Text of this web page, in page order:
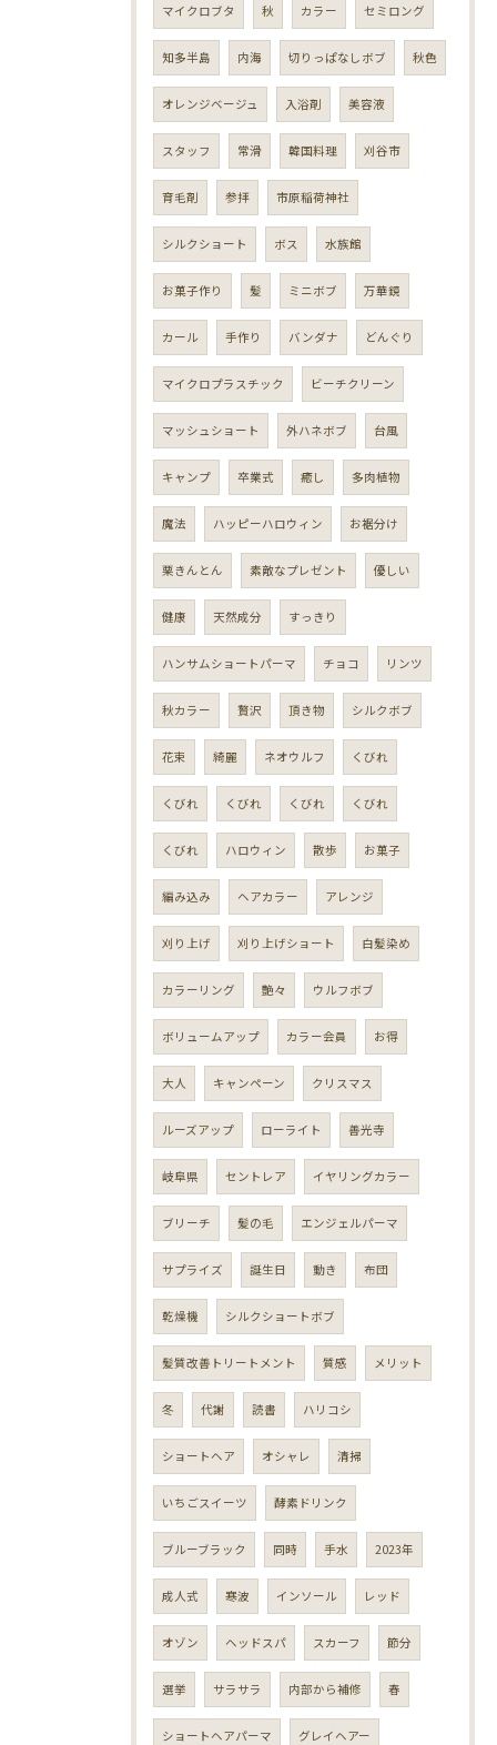
マイクロブタ 秋 カラー セミロング
知多半島 内海 切りっぱなしボブ 秋色
オレンジベージュ 入浴剤 美容液
スタッフ 常滑 韓国料理 刈谷市
育毛剤 参拝 市原稲荷神社
シルクショート ボス 水族館
お菓子作り 髪 ミニボブ 万華鏡
カール 手作り バンダナ どんぐり
マイクロプラスチック ビーチクリーン
マッシュショート 外ハネボブ 台風
キャンプ 卒業式 癒し 多肉植物
魔法 ハッピーハロウィン お裾分け
栗きんとん 素敵なプレゼント 優しい
健康 天然成分 すっきり
ハンサムショートパーマ チョコ リンツ
秋カラー 贅沢 頂き物 シルクボブ
花束 綺麗 ネオウルフ くびれ
くびれ くびれ くびれ くびれ
くびれ ハロウィン 散歩 お菓子
編み込み ヘアカラー アレンジ
刈り上げ 刈り上げショート 白髪染め
カラーリング 艶々 ウルフボブ
ボリュームアップ カラー会員 お得
大人 キャンペーン クリスマス
ルーズアップ ローライト 善光寺
岐阜県 セントレア イヤリングカラー
ブリーチ 髪の毛 エンジェルパーマ
サプライズ 誕生日 動き 布団
乾燥機 シルクショートボブ
髪質改善トリートメント 質感 メリット
冬 代謝 読書 ハリコシ
ショートヘア オシャレ 清掃
いちごスイーツ 酵素ドリンク
ブルーブラック 同時 手水 2023年
成人式 寒波 インソール レッド
オゾン ヘッドスパ スカーフ 節分
選挙 サラサラ 内部から補修 春
ショートヘアパーマ グレイヘアー